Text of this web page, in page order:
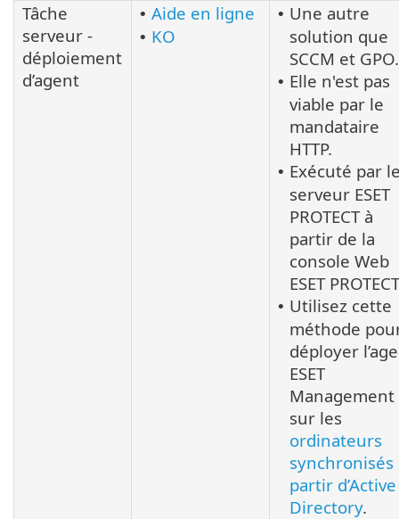
Tâche
serveur -
déploiement
d’agent
• Aide en ligne
• KO
• Une autre
solution que
SCCM et GPO.
• Elle n'est pas
viable par le
mandataire
HTTP.
• Exécuté par
serveur ESET
PROTECT à
partir de la
console Web
ESET
• Utilisez cette
méthode
déployer
ESET
Management
sur les
ordinateurs
synchronisés
partir d’Active
Directory.